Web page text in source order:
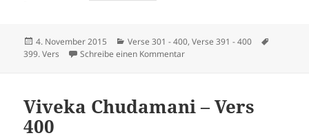
Veröffentlicht
am
4. November 2015 Kategorien
Verse 301 - 400,Verse 391 - 400
399. Vers
Schreibe einen Kommentarzu Viveka Chudamani – Vers 399
Viveka Chudamani – Vers
400